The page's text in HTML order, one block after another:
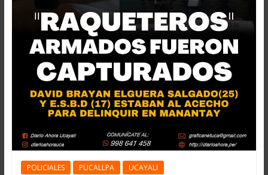
POLICIALES PUCALLPA UCAYALI